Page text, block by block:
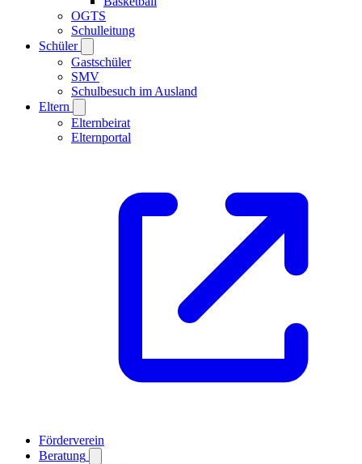
OGTS
Schulleitung
Schüler
Gastschüler
SMV
Schulbesuch im Ausland
Eltern
Elternbeirat
Elternportal
Förderverein
Beratung